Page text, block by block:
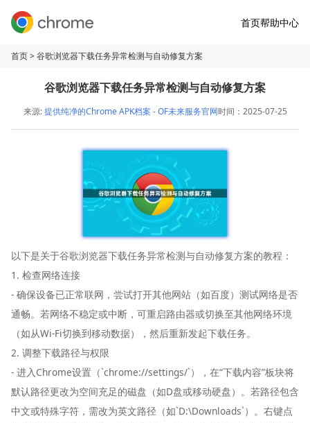
首页帮助中心
首页> 谷歌浏览器下载任务异常检测与自动修复方案
谷歌浏览器下载任务异常检测与自动修复方案
来源:提供纯净的Chrome APK档案 - OF未来服务官网时间：2025-07-25
以下是关于谷歌浏览器下载任务异常检测与自动修复方案的教程：
1. 检查网络连接
- 确保设备已正常联网，尝试打开其他网站（如百度）测试网络是否
通畅。若网络不稳定或中断，可重启路由器或切换至其他网络环境
（如从Wi-Fi切换到移动数据），然后重新发起下载任务。
2. 调整下载路径与权限
- 进入Chrome设置（`chrome://settings/`），在“下载内容”板块将
默认路径更改为空间充足的磁盘（如D盘或移动硬盘）。若路径包含
中文或特殊字符，需改为英文路径（如`D:\Downloads`）。右键点